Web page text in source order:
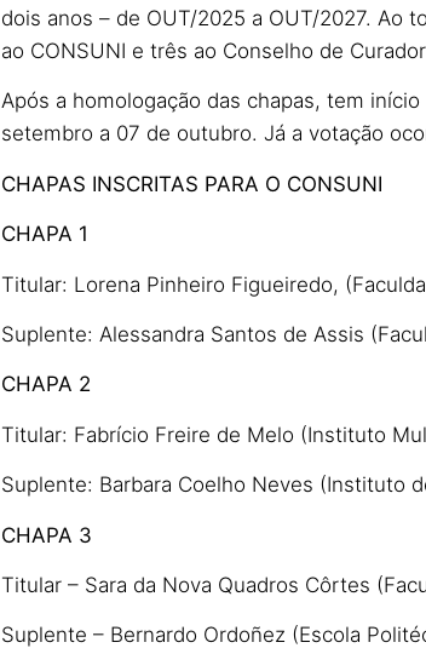
dois anos – de OUT/2025 a OUT/2027. Ao
ao CONSUNI e três ao Conselho de
Após a homologação das chapas, tem
setembro a 07 de outubro. Já a votação
CHAPAS INSCRITAS PARA O CONSUNI
CHAPA 1
Titular: Lorena Pinheiro Figueiredo,
Suplente: Alessandra Santos de Assis
CHAPA 2
Titular: Fabrício Freire de Melo (Instituto
Suplente: Barbara Coelho Neves (Instituto
CHAPA 3
Titular – Sara da Nova Quadros Côrtes
Suplente – Bernardo Ordoñez (Escola